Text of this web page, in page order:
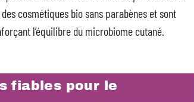
cosmétiques bio sans parabènes et sont
l’équilibre du microbiome cutané.
fiables pour le